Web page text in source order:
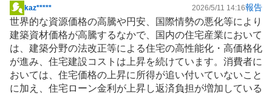
掲
示
板
記
事
kaz***** 2026/5/11 14:16報告
世界的な資源価格の高騰や円安、国際情勢の悪化等により
建築資材価格が高騰するなかで、国内の住宅産業において
は、建築分野の法改正等による住宅の高性能化・高価格化
が進み、住宅建設コストは上昇を続けています。消費者に
おいては、住宅価格の上昇に所得が追い付いていないこと
に加え、住宅ローン金利が上昇し返済負担が増加している